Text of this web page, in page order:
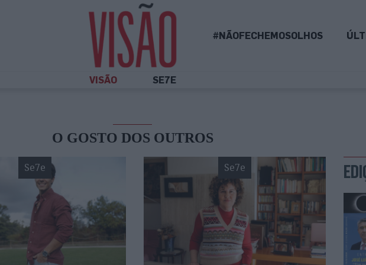
#NÃOFECHEMOSOLHOS
VISÃO SE7E
O GOSTO DOS OUTROS
Se7e Se7e